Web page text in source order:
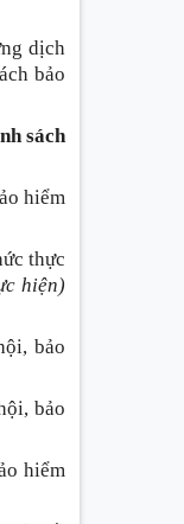
dịch
bảo
sách
hiểm
thực
hiện)
bảo
bảo
hiểm